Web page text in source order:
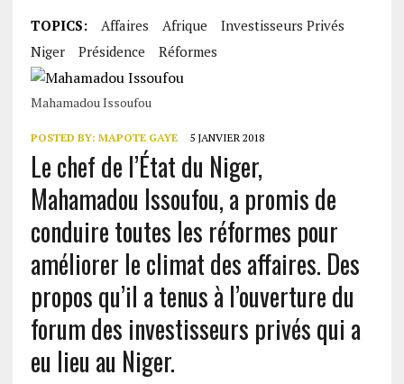
TOPICS: Affaires Afrique
Investisseurs Privés
Niger
Présidence Réformes
Mahamadou Issoufou
POSTED BY: MAPOTE GAYE 5 JANVIER 2018
Le chef de l’État du Niger,
Mahamadou Issoufou, a promis de
conduire toutes les réformes pour
améliorer le climat des affaires. Des
propos qu’il a tenus à l’ouverture du
forum des investisseurs privés qui a
eu lieu au Niger.